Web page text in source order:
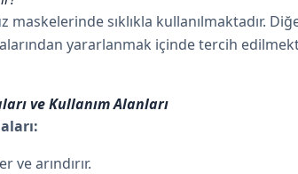
maskelerinde sıklıkla kullanılmaktadır.
yararlanmak içinde tercih
ve Kullanım Alanları
ve arındırır.